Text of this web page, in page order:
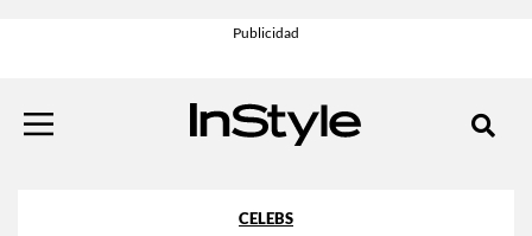
CELEBS